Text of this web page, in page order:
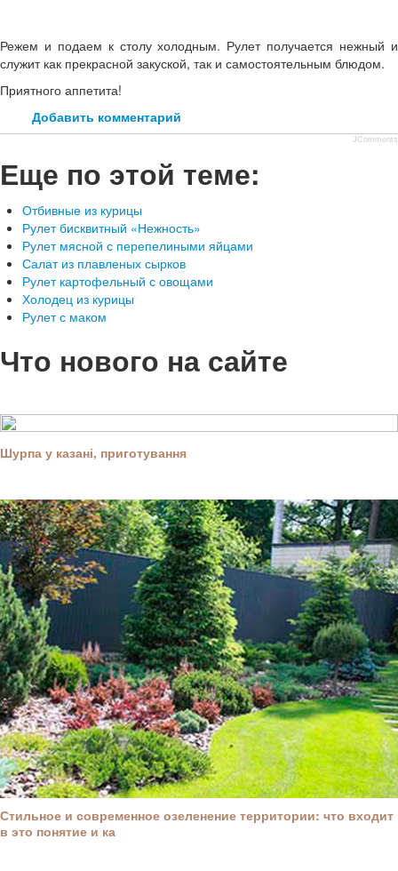
Режем и подаем к столу холодным. Рулет получается нежный и
служит как прекрасной закуской, так и самостоятельным блюдом.
Приятного аппетита!
Добавить комментарий
JComments
Еще по этой теме:
Отбивные из курицы
Рулет бисквитный «Нежность»
Рулет мясной с перепелиными яйцами
Салат из плавленых сырков
Рулет картофельный с овощами
Холодец из курицы
Рулет с маком
Что нового на сайте
Шурпа у казані, приготування
Стильное и современное озеленение территории: что входит
в это понятие и ка